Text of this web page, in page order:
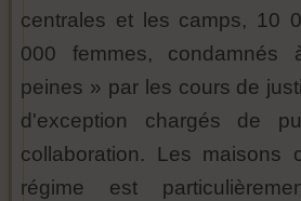
centrales et les camps, 10
000 femmes,
peines » par les cours de
d'exception chargés de
collaboration. Les maisons
régime est